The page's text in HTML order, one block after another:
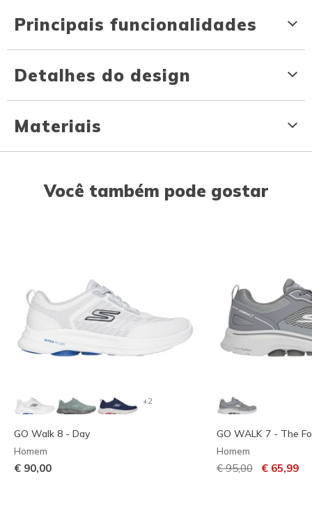
Principais funcionalidades
Detalhes do design
Materiais
Você também pode gostar
+2
GO Walk 8 - Day
Homem
€ 90,00
GO WALK 7 - The
Homem
Preço com
€ 95,00para
€ 65,99